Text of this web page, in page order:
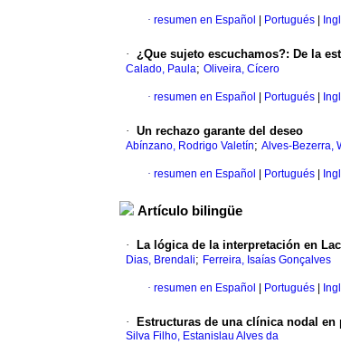
· resumen en Español Portugués
· ¿Que sujeto escuchamos?: De la
Calado, Paula; Oliveira, Cícero
· resumen en Español Portugués
· Un rechazo garante del deseo
Abínzano, Rodrigo Valetín; Alves-Bezerra,
· resumen en Español Portugués
Artículo bilingüe
· La lógica de la interpretación en
Dias, Brendali; Ferreira, Isaías Gonçalves
· resumen en Español Portugués
· Estructuras de una clínica nodal
Silva Filho, Estanislau Alves da